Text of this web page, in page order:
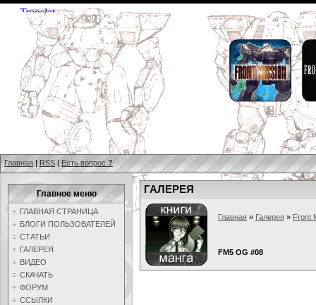
Главная | RSS | Есть вопрос ?
Главное меню
ГЛАВНАЯ СТРАНИЦА
БЛОГИ ПОЛЬЗОВАТЕЛЕЙ
СТАТЬИ
ГАЛЕРЕЯ
ВИДЕО
СКАЧАТЬ
ФОРУМ
ССЫЛКИ
ГАЛЕРЕЯ
Главная » Галерея » Front
FM5 OG #08